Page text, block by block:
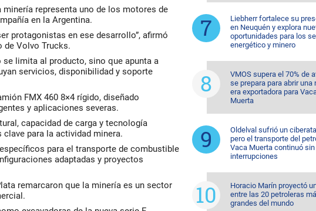
representa uno de los motores de
en la Argentina.
protagonistas en ese desarrollo”, afirmó
de Volvo Trucks.
limita al producto, sino que apunta a
servicios, disponibilidad y soporte
FMX 460 8×4 rígido, diseñado
y aplicaciones severas.
capacidad de carga y tecnología
para la actividad minera.
para el transporte de combustible
adaptadas y proyectos
remarcaron que la minería es un sector
Liebherr fortalece su
en Neuquén y explora
oportunidades para los
energético y minero
VMOS supera el 70% de
se prepara para abrir una
era exportadora para
Muerta
Oldelval sufrió un
pero el transporte del
Vaca Muerta continuó sin
interrupciones
Horacio Marín proyectó
entre las 20 petroleras
grandes del mundo